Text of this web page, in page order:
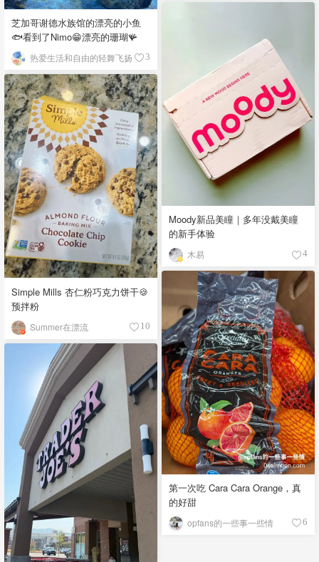
芝加哥谢德水族馆的漂亮的小鱼
🐟看到了Nimo😁漂亮的珊瑚🪸
热爱生活和自由的轻舞飞扬 3
Moody新品美瞳｜多年没戴美瞳
的新手体验
木易 4
Simple Mills 杏仁粉巧克力饼干🍪
预拌粉
Summer在漂流 10
第一次吃 Cara Cara Orange，真
的好甜
opfans的一些事一些情 6